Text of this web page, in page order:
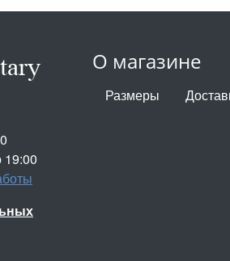
О магазине
Размеры
19:00